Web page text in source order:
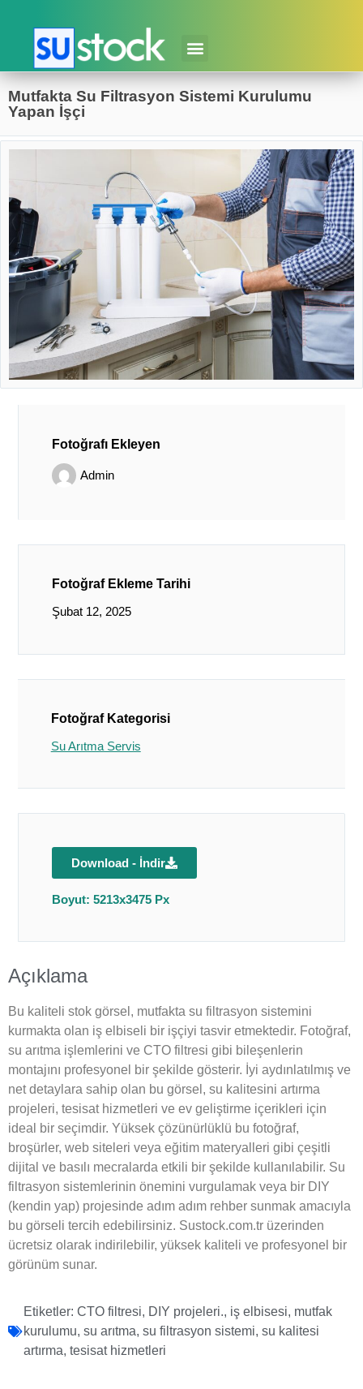
Mutfakta Su Filtrasyon Sistemi Kurulumu
Yapan İşçi
Fotoğrafı Ekleyen
Admin
Fotoğraf Ekleme Tarihi
Şubat 12, 2025
Fotoğraf Kategorisi
Su Arıtma Servis
Download - İndir
Boyut: 5213x3475 Px
Açıklama
Bu kaliteli stok görsel, mutfakta su filtrasyon sistemini
kurmakta olan iş elbiseli bir işçiyi tasvir etmektedir. Fotoğraf,
su arıtma işlemlerini ve CTO filtresi gibi bileşenlerin
montajını profesyonel bir şekilde gösterir. İyi aydınlatılmış ve
net detaylara sahip olan bu görsel, su kalitesini artırma
projeleri, tesisat hizmetleri ve ev geliştirme içerikleri için
ideal bir seçimdir. Yüksek çözünürlüklü bu fotoğraf,
broşürler, web siteleri veya eğitim materyalleri gibi çeşitli
dijital ve basılı mecralarda etkili bir şekilde kullanılabilir. Su
filtrasyon sistemlerinin önemini vurgulamak veya bir DIY
(kendin yap) projesinde adım adım rehber sunmak amacıyla
bu görseli tercih edebilirsiniz. Sustock.com.tr üzerinden
ücretsiz olarak indirilebilir, yüksek kaliteli ve profesyonel bir
görünüm sunar.
Etiketler: CTO filtresi, DIY projeleri., iş elbisesi, mutfak
kurulumu, su arıtma, su filtrasyon sistemi, su kalitesi
artırma, tesisat hizmetleri